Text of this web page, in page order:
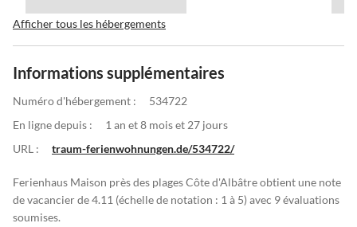
Afficher tous les hébergements
Informations supplémentaires
Numéro d'hébergement :
534722
En ligne depuis :
1 an et 8 mois et 27 jours
URL :
traum-ferienwohnungen.de/534722/
Ferienhaus Maison près des plages Côte d'Albâtre obtient une note
de vacancier de 4.11 (échelle de notation : 1 à 5) avec 9 évaluations
soumises.